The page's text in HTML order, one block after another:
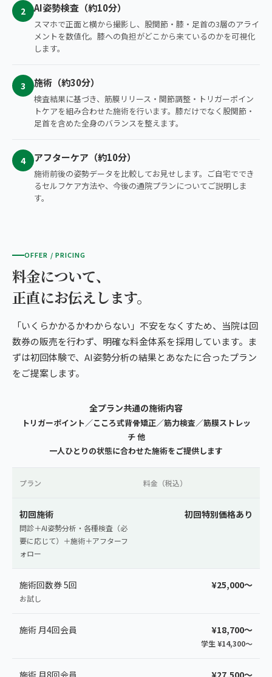
2 AI姿勢検査（約10分）
スマホで正面と横から撮影し、股関節・膝・足首の3層のアライ
メントを数値化。膝への負担がどこから来ているのかを可視化
します。
3 施術（約30分）
検査結果に基づき、筋膜リリース・関節調整・トリガーポイン
トケアを組み合わせた施術を行います。膝だけでなく股関節・
足首を含めた全身のバランスを整えます。
4 アフターケア（約10分）
施術前後の姿勢データを比較してお見せします。ご自宅ででき
るセルフケア方法や、今後の通院プランについてご説明しま
す。
OFFER / PRICING
料金について、
正直にお伝えします。
「いくらかかるかわからない」不安をなくすため、当院は回
数券の販売を行わず、明確な料金体系を採用しています。ま
ずは初回体験で、AI姿勢分析の結果とあなたに合ったプラン
をご提案します。
全プラン共通の施術内容
トリガーポイント／こころ式背骨矯正／筋力検査／筋膜ストレッ
チ 他
一人ひとりの状態に合わせた施術をご提供します
プラン 料金（税込）
初回施術
問診＋AI姿勢分析・各種検査（必
要に応じて）＋施術＋アフターフ
ォロー
初回特別価格あり
施術回数券 5回
お試し
¥25,000〜
施術 月4回会員 ¥18,700〜
学生 ¥14,300〜